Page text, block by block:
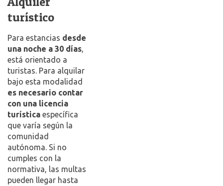
turístico
Para estancias desde
una noche a 30 días,
está orientado a
turistas. Para alquilar
bajo esta modalidad
es necesario contar
con una licencia
turística específica
que varía según la
comunidad
autónoma. Si no
cumples con la
normativa, las multas
pueden llegar hasta